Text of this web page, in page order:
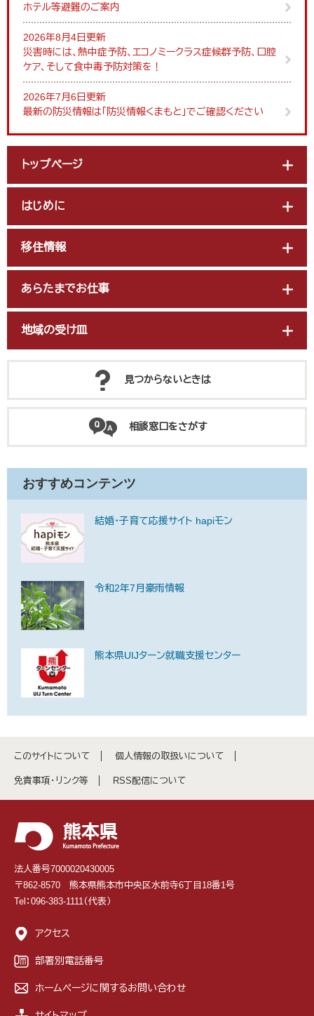
ホテル等避難のご案内
2026年8月4日更新
災害時には、熱中症予防、エコノミークラス症候群予防、口腔
ケア、そして食中毒予防対策を！
2026年7月6日更新
最新の防災情報は「防災情報くまもと」でご確認ください
トップぺージ
はじめに
移住情報
あらたまでお仕事
地域の受け皿
見つからないときは
相談窓口をさがす
おすすめコンテンツ
結婚・子育て応援サイト hapiモン
令和2年7月豪雨情報
熊本県UIJターン就職支援センター
このサイトについて 個人情報の取扱いについて
免責事項・リンク等 RSS配信について
法人番号7000020430005
〒862-8570 熊本県熊本市中央区水前寺6丁目18番1号
Tel：096-383-1111（代表）
アクセス
部署別電話番号
ホームページに関するお問い合わせ